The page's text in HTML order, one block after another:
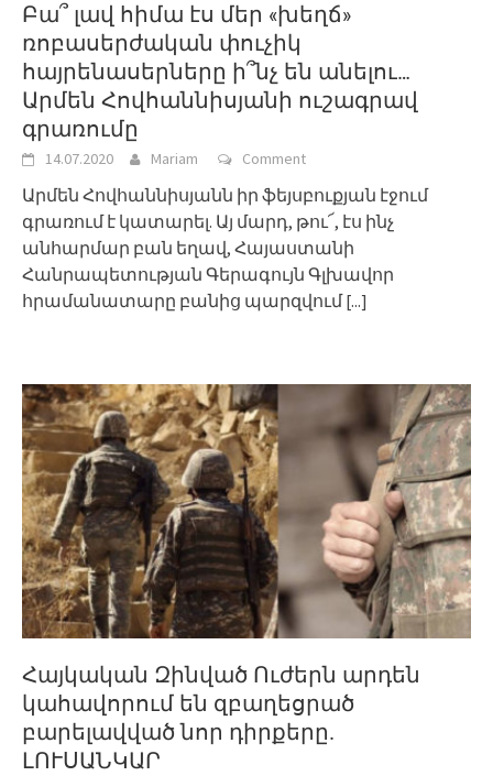
Բա՞ լավ հիմա էս մեր «խեղճ»
ռոբասերժական փուչիկ
հայրենասերները ի՞նչ են անելու…
Արմեն Հովհաննիսյանի ուշագրավ
գրառումը
14.07.2020 Mariam Comment
Արմեն Հովհաննիսյանն իր ֆեյսբուքյան էջում
գրառում է կատարել. Այ մարդ, թու՜, էս ինչ
անհարմար բան եղավ, Հայաստանի
Հանրապետության Գերագույն Գլխավոր
հրամանատարը բանից պարզվում[...]
Հայկական Զինված Ուժերն արդեն
կահավորում են զբաղեցրած
բարելավված նոր դիրքերը.
ԼՈՒՍԱՆԿԱՐ